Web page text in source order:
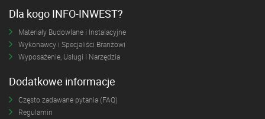
Dla kogo INFO-INWEST?
Materiały Budowlane i Instalacyjne
Wykonawcy i Specjaliści Branżowi
Wyposażenie, Usługi i Narzędzia
Dodatkowe informacje
Często zadawane pytania (FAQ)
Regulamin